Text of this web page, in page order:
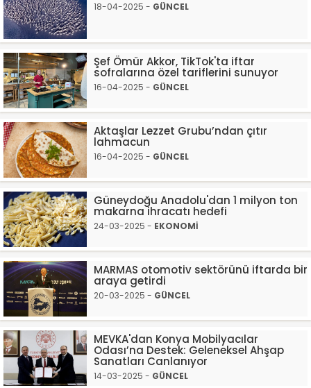
18-04-2025 - GÜNCEL
Şef Ömür Akkor, TikTok'ta iftar
sofralarına özel tariflerini sunuyor
16-04-2025 - GÜNCEL
Aktaşlar Lezzet Grubu’ndan çıtır
lahmacun
16-04-2025 - GÜNCEL
Güneydoğu Anadolu'dan 1 milyon ton
makarna ihracatı hedefi
24-03-2025 - EKONOMİ
MARMAS otomotiv sektörünü iftarda bir
araya getirdi
20-03-2025 - GÜNCEL
MEVKA'dan Konya Mobilyacılar
Odası’na Destek: Geleneksel Ahşap
Sanatları Canlanıyor
14-03-2025 - GÜNCEL